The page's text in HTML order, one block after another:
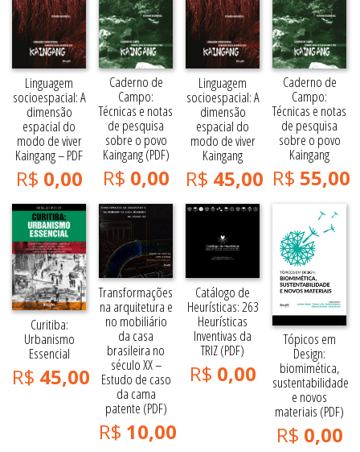
Linguagem
socioespacial: A
dimensão
espacial do
modo de viver
Kaingang – PDF
R$ 0,00
Caderno de
Campo:
Técnicas e notas
de pesquisa
sobre o povo
Kaingang (PDF)
R$ 0,00
Linguagem
socioespacial: A
dimensão
espacial do
modo de viver
Kaingang
R$ 45,00
Caderno de
Campo:
Técnicas e notas
de pesquisa
sobre o povo
Kaingang
R$ 55,00
Curitiba:
Urbanismo
Essencial
R$ 45,00
Transformações
na arquitetura e
no mobiliário
da casa
brasileira no
século XX –
Estudo de caso
da cama
patente (PDF)
R$ 10,00
Catálogo de
Heurísticas: 263
Heurísticas
Inventivas da
TRIZ (PDF)
R$ 0,00
Tópicos em
Design:
biomimética,
sustentabilidade
e novos
materiais (PDF)
R$ 0,00